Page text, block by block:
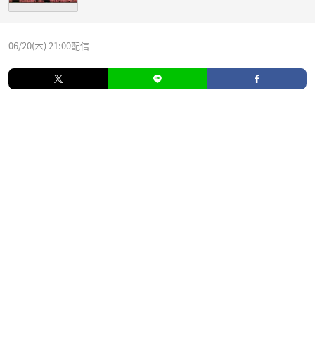
06/20(木) 21:00配信